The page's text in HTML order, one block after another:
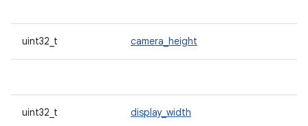
uint32_t camera_height
uint32_t display_width